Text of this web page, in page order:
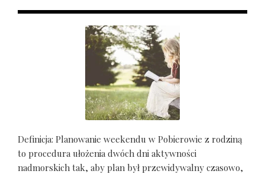
Definicja: Planowanie weekendu w Pobierowie z rodziną
to procedura ułożenia dwóch dni aktywności
nadmorskich tak, aby plan był przewidywalny czasowo,